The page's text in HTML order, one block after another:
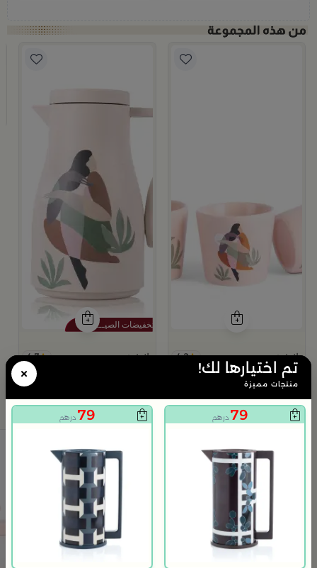
بلندز هوم 4.2
فناجيل قهوة من فيولا تزيين المنتصف
129درهم
بلندز هوم 4.7
ترمس قهوة وشاي من فيولا × تم اختيارها لك!
منتجات مميزة
79 درهم 79 درهم
+